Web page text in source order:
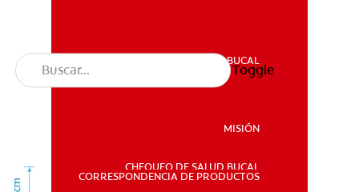
SALUD BUCAL
SALUD BUCAL
MISIÓN
CHEQUEO DE SALUD BUCAL
CORRESPONDENCIA DE PRODUCTOS
Toggle